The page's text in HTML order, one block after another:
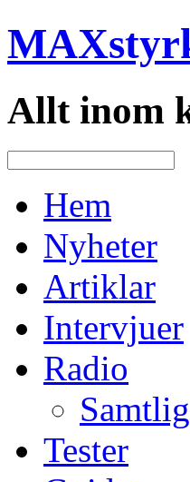
Allt inom
Hem
Nyheter
Artiklar
Intervjuer
Radio
Tester